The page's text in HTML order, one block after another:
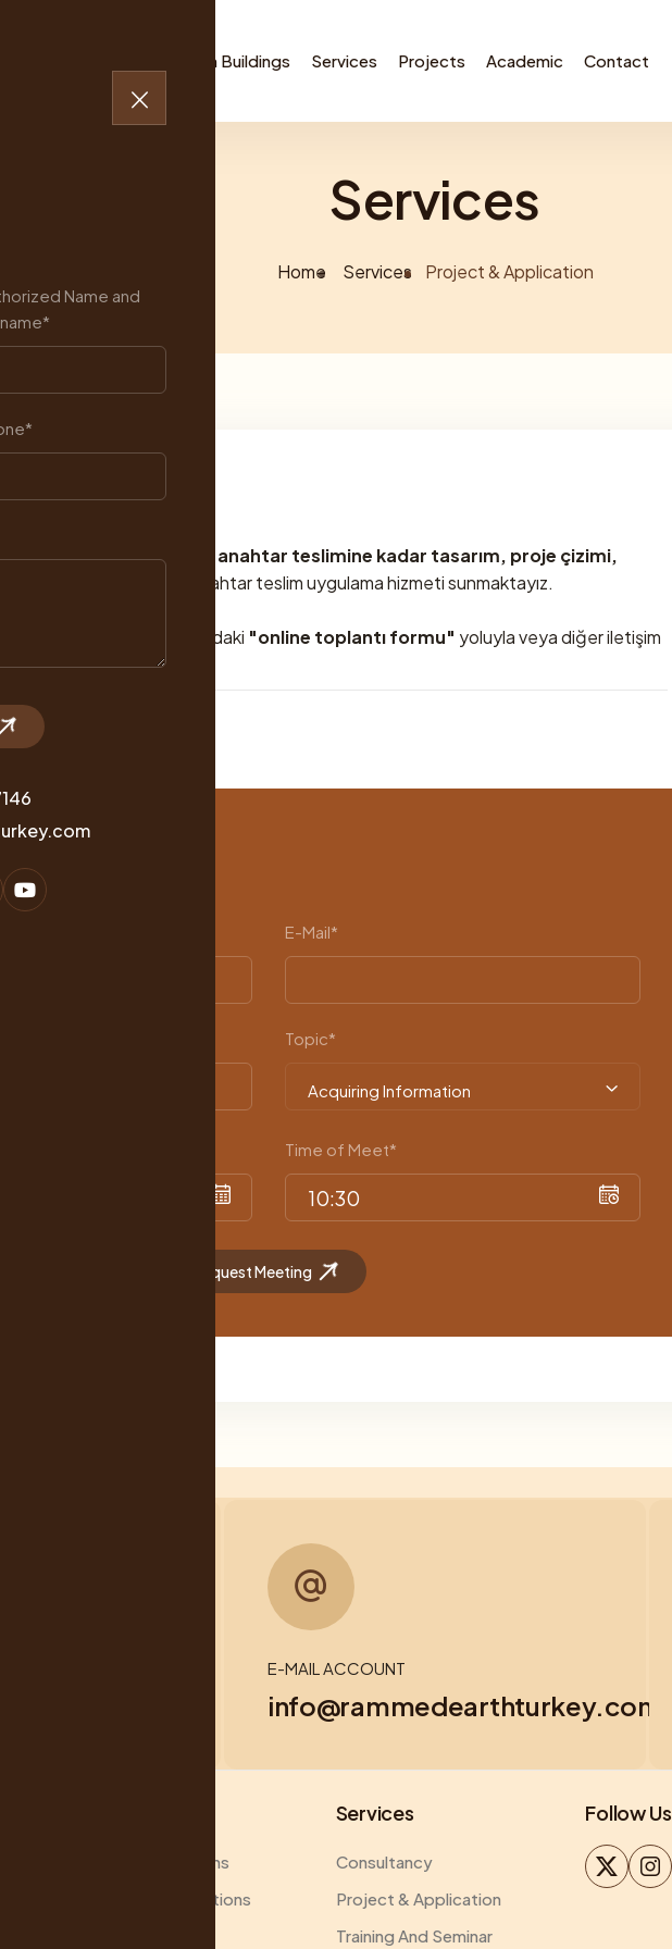
Rammed Earth Buildings Services Projects Academic Contact
Name and
Services
Home Services Project & Application
toprak yapınınsıfırdan anahtar teslimine kadar tasarım, proje çizimi,
süreçlerini kapsayan anahtar teslim uygulama hizmeti sunmaktayız.
hizmetimiz için aşağıdaki "online toplantı formu" yoluyla veya diğer iletişim
alabilirsiniz.
Form
E-Mail*
Topic*
Acquiring Information
Time of Meet*
Request Meeting
E-MAIL ACCOUNT
info@rammedearthturkey.com
Our Scientific Publications
Other Academic Publications
Services
Consultancy
Project & Application
Training And Seminar
Follow Us